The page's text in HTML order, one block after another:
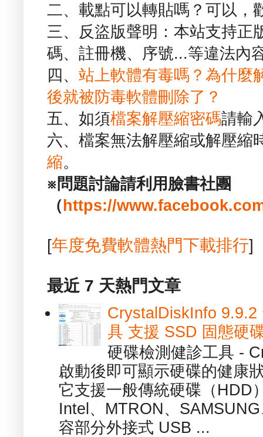
二、載點可以轉貼嗎？可以，
三、反盜版聲明：本站支持正
碼、註冊機、序號...等違法內
四、 站上軟體有毒嗎？為什麼
後就被防毒軟體刪除了？
五、如須檔案解壓縮密碼請輸
六、檔案無法解壓縮或解壓縮
縮。
※問題討論請利用臉書社團
（ https://
[年度免費軟體熱門下載排行]
最近 7 天熱門文章
CrystalDiskInfo 9.9.2
具 支援 SSD 固態硬
硬碟檢測健診工具 -
啟動後即可顯示硬碟的健康
它支援一般傳統硬碟（HDD
Intel、MTRON、
容部分外接式 USB ...